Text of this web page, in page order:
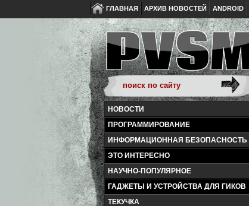
ГЛАВНАЯ АРХИВ НОВОСТЕЙ ANDROID
НОВОСТИ
ПРОГРАММИРОВАНИЕ
ИНФОРМАЦИОННАЯ БЕЗОПАСНОСТЬ
ЭТО ИНТЕРЕСНО
НАУЧНО-ПОПУЛЯРНОЕ
ГАДЖЕТЫ И УСТРОЙСТВА ДЛЯ ГИКОВ
ТЕКУЧКА